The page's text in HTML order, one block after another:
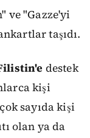
ve "Gazze'yi
taşıdı.
destek
kişi
sayıda kişi
olan ya da